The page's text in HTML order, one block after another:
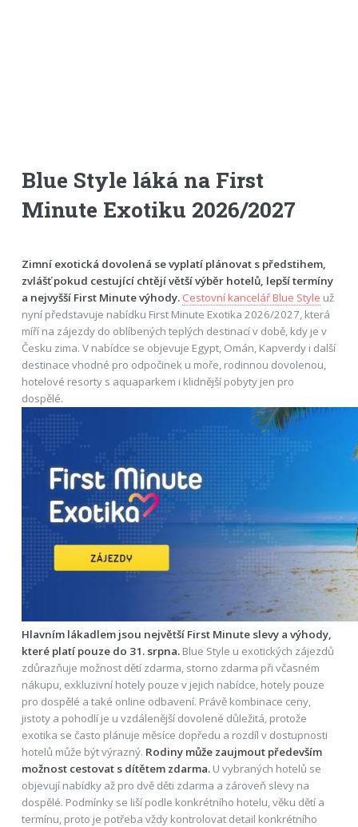
Blue Style láká na First
Minute Exotiku 2026/2027
Zimní exotická dovolená se vyplatí plánovat s předstihem,
zvlášť pokud cestující chtějí větší výběr hotelů, lepší termíny
a nejvyšší First Minute výhody. Cestovní kancelář Blue Style už
nyní představuje nabídku First Minute Exotika 2026/2027, která
míří na zájezdy do oblíbených teplých destinací v době, kdy je v
Česku zima. V nabídce se objevuje Egypt, Omán, Kapverdy i další
destinace vhodné pro odpočinek u moře, rodinnou dovolenou,
hotelové resorty s aquaparkem i klidnější pobyty jen pro
dospělé.
Hlavním lákadlem jsou největší First Minute slevy a výhody,
které platí pouze do 31. srpna.Blue Style u exotických zájezdů
zdůrazňuje možnost dětí zdarma, storno zdarma při včasném
nákupu, exkluzivní hotely pouze v jejich nabídce, hotely pouze
pro dospělé a také online odbavení. Právě kombinace ceny,
jistoty a pohodlí je u vzdálenější dovolené důležitá, protože
exotika se často plánuje měsíce dopředu a rozdíl v dostupnosti
hotelů může být výrazný. Rodiny může zaujmout především
možnost cestovat s dítětem zdarma.U vybraných hotelů se
objevují nabídky až pro dvě děti zdarma a zároveň slevy na
dospělé. Podmínky se liší podle konkrétního hotelu, věku dětí a
termínu, proto je potřeba vždy kontrolovat detail konkrétního